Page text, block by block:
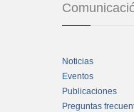
Noticias
Eventos
Publicaciones
Preguntas